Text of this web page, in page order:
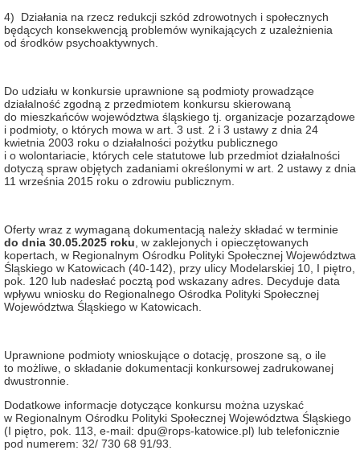
4) Działania na rzecz redukcji szkód zdrowotnych i społecznych
będących konsekwencją problemów wynikających z uzależnienia
od środków psychoaktywnych.
Do udziału w konkursie uprawnione są podmioty prowadzące
działalność zgodną z przedmiotem konkursu skierowaną
do mieszkańców województwa śląskiego tj. organizacje pozarządowe
i podmioty, o których mowa w art. 3 ust. 2 i 3 ustawy z dnia 24
kwietnia 2003 roku o działalności pożytku publicznego
i o wolontariacie, których cele statutowe lub przedmiot działalności
dotyczą spraw objętych zadaniami określonymi w art. 2 ustawy z dnia
11 września 2015 roku o zdrowiu publicznym.
Oferty wraz z wymaganą dokumentacją należy składać w terminie
do dnia 30.05.2025 roku , w zaklejonych i opieczętowanych
kopertach, w Regionalnym Ośrodku Polityki Społecznej Województwa
Śląskiego w Katowicach (40-142), przy ulicy Modelarskiej 10, I piętro,
pok. 120 lub nadesłać pocztą pod wskazany adres. Decyduje data
wpływu wniosku do Regionalnego Ośrodka Polityki Społecznej
Województwa Śląskiego w Katowicach.
Uprawnione podmioty wnioskujące o dotację, proszone są, o ile
to możliwe, o składanie dokumentacji konkursowej zadrukowanej
dwustronnie.
Dodatkowe informacje dotyczące konkursu można uzyskać
w Regionalnym Ośrodku Polityki Społecznej Województwa Śląskiego
(I piętro, pok. 113, e-mail: dpu@rops-katowice.pl) lub telefonicznie
pod numerem: 32/ 730 68 91/93.